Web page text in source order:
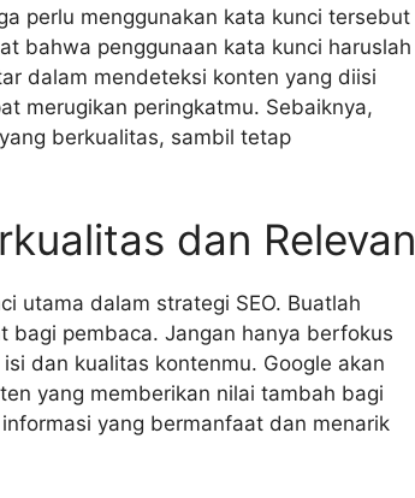
perlu menggunakan kata kunci tersebut
bahwa penggunaan kata kunci haruslah
dalam mendeteksi konten yang diisi
merugikan peringkatmu. Sebaiknya,
berkualitas, sambil tetap
dan Relevan
utama dalam strategi SEO. Buatlah
bagi pembaca. Jangan hanya berfokus
dan kualitas kontenmu. Google akan
yang memberikan nilai tambah bagi
yang bermanfaat dan menarik